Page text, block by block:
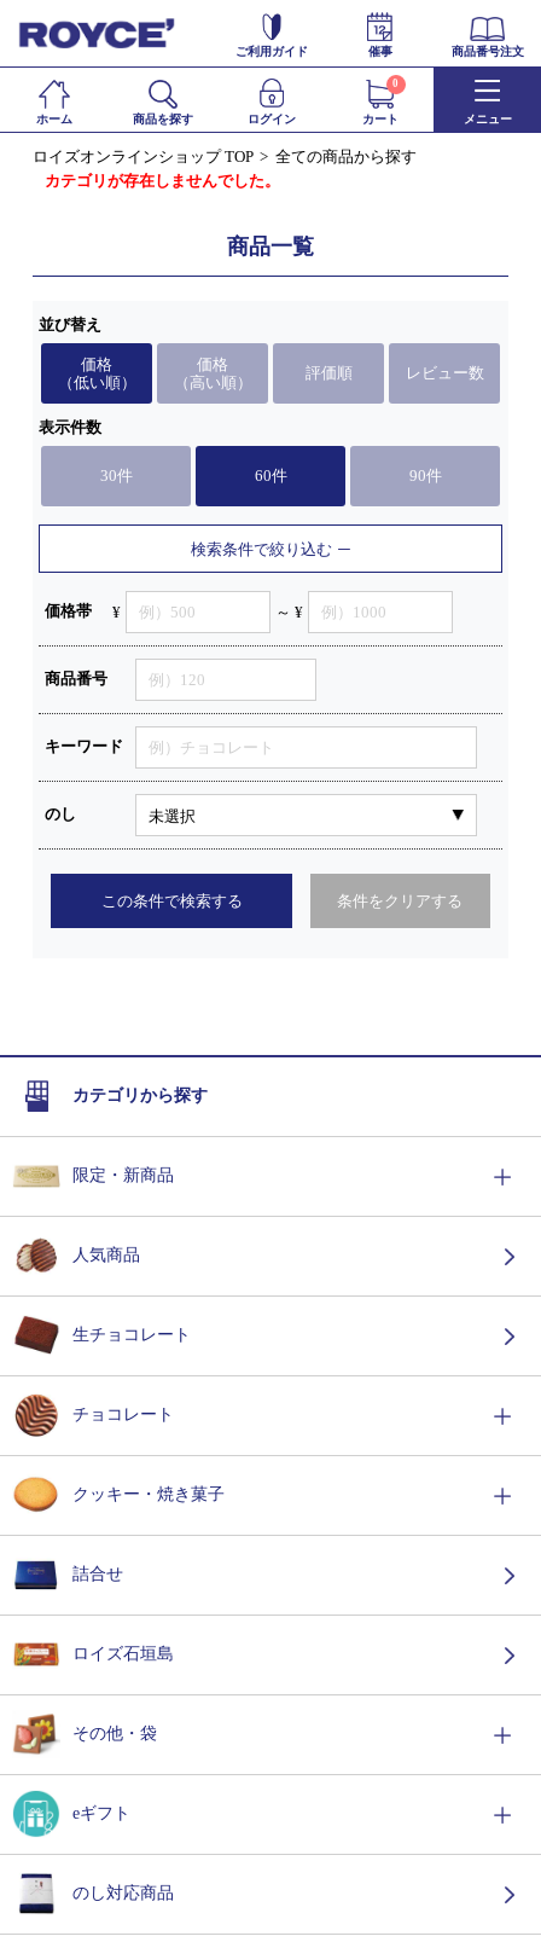
ご利用ガイド 催事 商品番号注文
ホーム 商品を探す ログイン カート
0
メニュー
ロイズオンラインショップ TOP
全ての商品から探す
カテゴリが存在しませんでした。
商品一覧
並び替え
価格
（低い順）
価格
（高い順）
評価順 レビュー数
表示件数
30件 60件 90件
検索条件で絞り込む
価格帯 ¥ ～ ¥
商品番号
キーワード
のし
この条件で検索する 条件をクリアする
カテゴリから探す
限定・新商品
人気商品
生チョコレート
チョコレート
クッキー・焼き菓子
詰合せ
ロイズ石垣島
その他・袋
eギフト
のし対応商品